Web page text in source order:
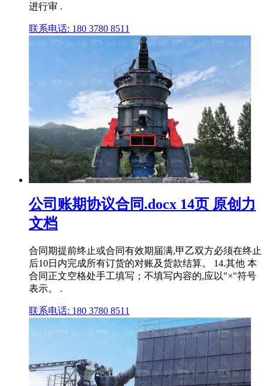
进行审 .
联系电话: 180 3780 8511
公司账期协议合同.docx 14页 原创力
文档
合同期提前终止或合同有效期届满,甲乙双方必须在终止
后10日内完成所有订货的对账及货款结算。 14.其他 本
合同正文空格处手工填写；不填写内容的,应以"×"符号
表示。 .
联系电话: 180 3780 8511